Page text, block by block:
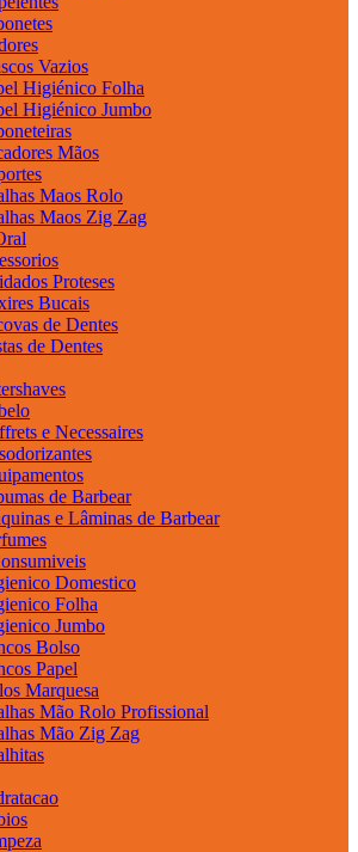
Vazios
Higiénico Folha
Higiénico Jumbo
Mãos
Maos Rolo
Maos Zig Zag
Proteses
Bucais
de Dentes
de Dentes
e Necessaires
de Barbear
e Lâminas de Barbear
Domestico
Folha
Jumbo
Bolso
Papel
Marquesa
Mão Rolo Profissional
Mão Zig Zag